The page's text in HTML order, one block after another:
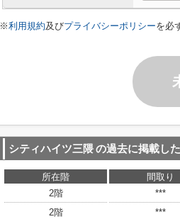
※利用規約及びプライバシーポリシーを必
シティハイツ三隈の過去に掲載し
所在階 間取り
2階
***
2階
***